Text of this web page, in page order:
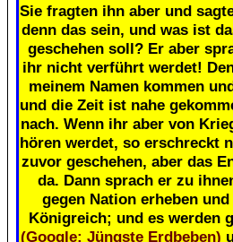
Sie fragten ihn aber und
denn das sein, und was ist
geschehen soll? Er aber
ihr nicht verführt werdet!
meinem Namen kommen
und die Zeit ist nahe
nach. Wenn ihr aber von
hören werdet, so erschreckt
zuvor geschehen, aber das
da. Dann sprach er zu
gegen Nation erheben
Königreich; und es werden
(Google: Jüngste Erdbeben)